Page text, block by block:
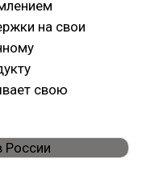
на свои
свою